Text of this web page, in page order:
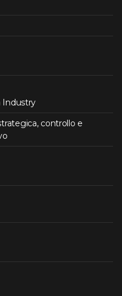
Industry
controllo e